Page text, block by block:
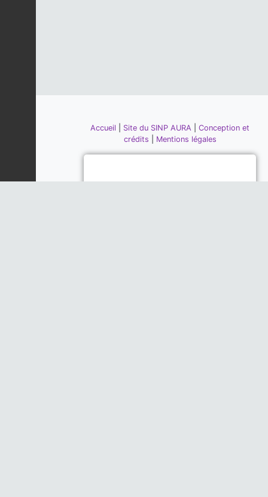
Accueil Site du SINP AURA
Conception et
crédits
Mentions légales